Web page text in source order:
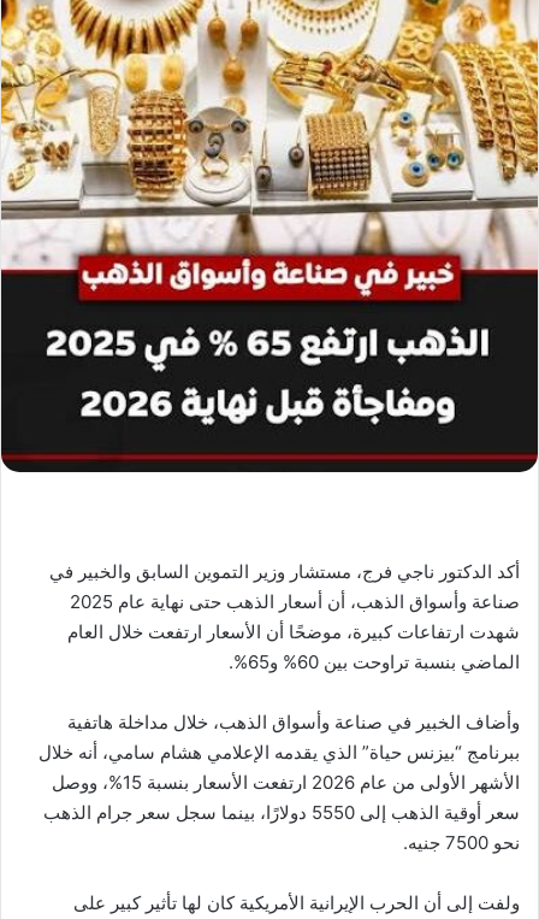
أكد الدكتور ناجي فرج، مستشار وزير التموين السابق والخبير في
صناعة وأسواق الذهب، أن أسعار الذهب حتى نهاية عام 2025
شهدت ارتفاعات كبيرة، موضحًا أن الأسعار ارتفعت خلال العام
الماضي بنسبة تراوحت بين 60% و65%.
وأضاف الخبير في صناعة وأسواق الذهب، خلال مداخلة هاتفية
ببرنامج “بيزنس حياة” الذي يقدمه الإعلامي هشام سامي، أنه خلال
الأشهر الأولى من عام 2026 ارتفعت الأسعار بنسبة 15%، ووصل
سعر أوقية الذهب إلى 5550 دولارًا، بينما سجل سعر جرام الذهب
نحو 7500 جنيه.
ولفت إلى أن الحرب الإيرانية الأمريكية كان لها تأثير كبير على